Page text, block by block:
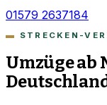
01579 2637184
STRECKEN-
Umzüge ab